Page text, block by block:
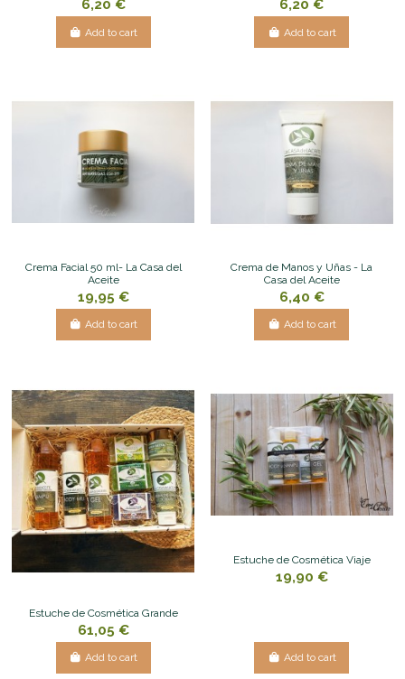
6,20 €
Add to cart
6,20 €
Add to cart
Crema Facial 50 ml- La Casa del
Aceite
19,95 €
Add to cart
Crema de Manos y Uñas - La
Casa del Aceite
6,40 €
Add to cart
Estuche de Cosmética Grande
61,05 €
Add to cart
Estuche de Cosmética Viaje
19,90 €
Add to cart